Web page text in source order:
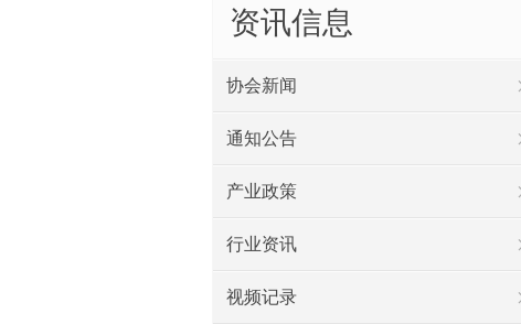
资讯信息
协会新闻
通知公告
产业政策
行业资讯
视频记录